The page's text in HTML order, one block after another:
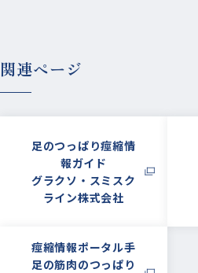
関連ページ
足のつっぱり痙縮情
報ガイド
グラクソ・スミスク
ライン株式会社
痙縮情報ポータル手
足の筋肉のつっぱり